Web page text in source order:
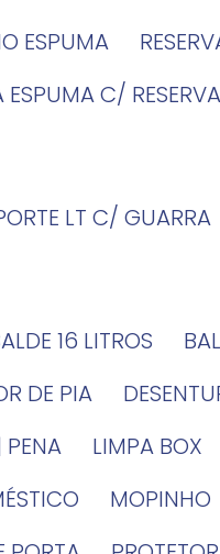
ESPUMA
ESPUMA C/
LT C/ GUARRA
BALDE 16 LITROS
DE PIA
PENA
LIMPA BOX
MOPINHO